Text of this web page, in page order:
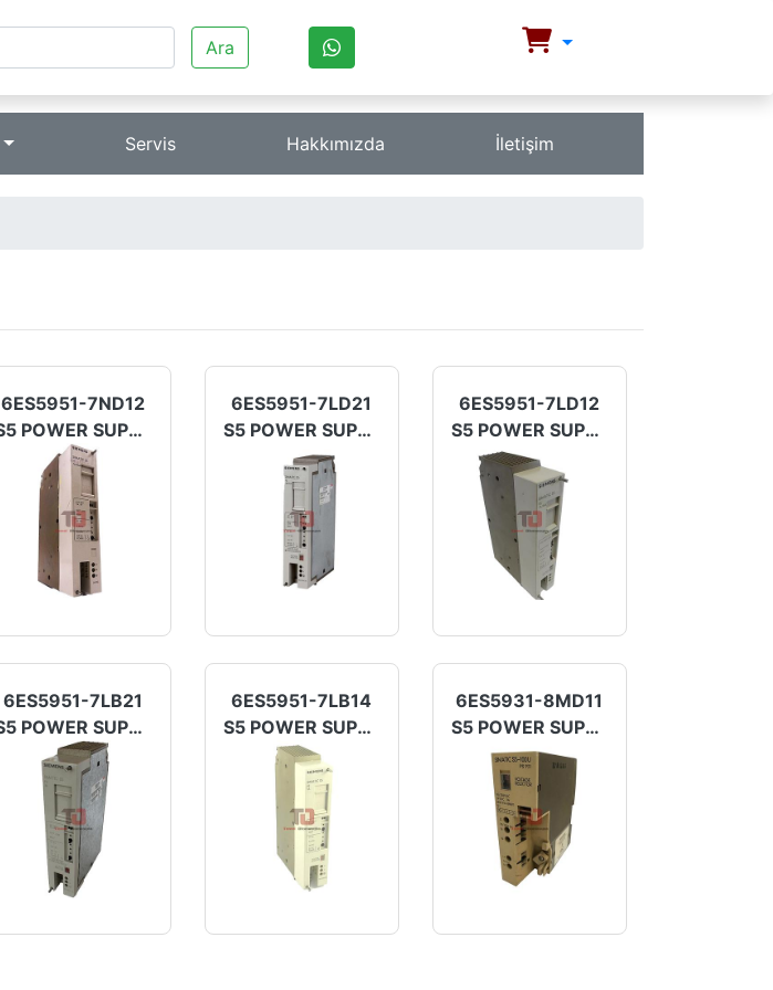
Ara
Servis Hakkımızda İletişim
6ES5951-7ND12
S5 POWER SUPPLY
6ES5951-7LD21
S5 POWER SUPPLY
6ES5951-7LD12
S5 POWER SUPPLY
6ES5951-7LB21
S5 POWER SUPPLY
6ES5951-7LB14
S5 POWER SUPPLY
6ES5931-8MD11
S5 POWER SUPPLY